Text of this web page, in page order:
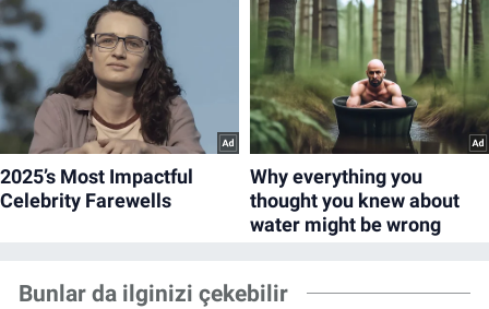
Bunlar da ilginizi çekebilir